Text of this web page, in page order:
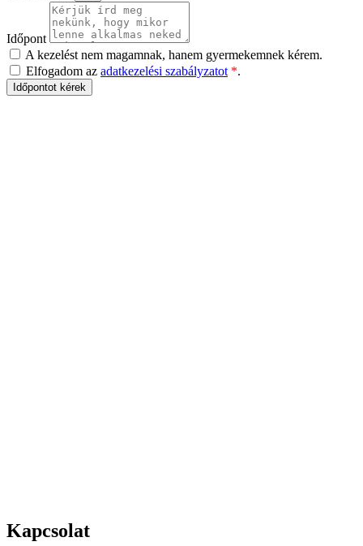
Időpont
A kezelést nem magamnak, hanem gyermekemnek kérem.
Elfogadom az adatkezelési szabályzatot *.
Időpontot kérek
Kapcsolat